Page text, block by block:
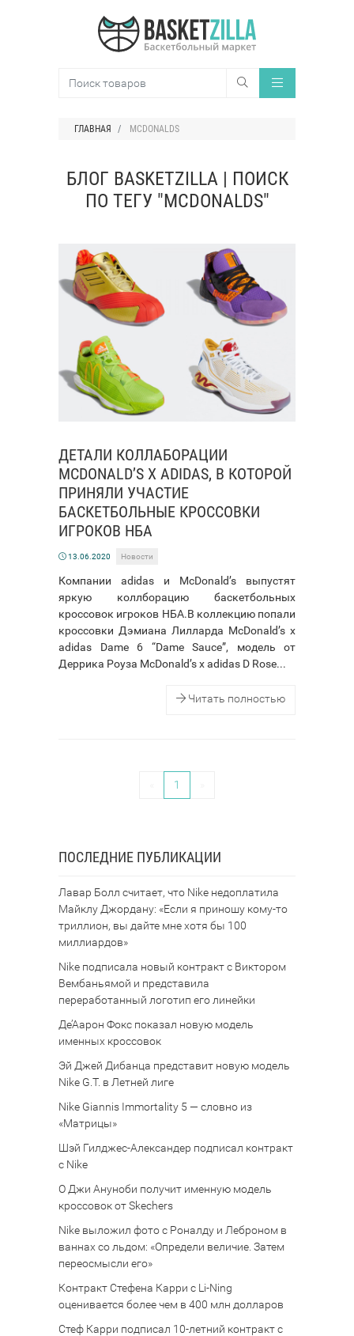
ГЛАВНАЯ MCDONALDS
БЛОГ BASKETZILLA | ПОИСК
ПО ТЕГУ "MCDONALDS"
ДЕТАЛИ КОЛЛАБОРАЦИИ
MCDONALD’S X ADIDAS, В КОТОРОЙ
ПРИНЯЛИ УЧАСТИЕ
БАСКЕТБОЛЬНЫЕ КРОССОВКИ
ИГРОКОВ НБА
13.06.2020 Новости
Компании adidas и McDonald’s выпустят
яркую коллборацию баскетбольных
кроссовок игроков НБА.В коллекцию попали
кроссовки Дэмиана Лилларда McDonald’s x
adidas Dame 6 “Dame Sauce”, модель от
Деррика Роуза McDonald’s x adidas D Rose...
Читать полностью
1
ПОСЛЕДНИЕ ПУБЛИКАЦИИ
Лавар Болл считает, что Nike недоплатила
Майклу Джордану: «Если я приношу кому-то
триллион, вы дайте мне хотя бы 100
миллиардов»
Nike подписала новый контракт с Виктором
Вембаньямой и представила
переработанный логотип его линейки
Де’Аарон Фокс показал новую модель
именных кроссовок
Эй Джей Дибанца представит новую модель
Nike G.T. в Летней лиге
Nike Giannis Immortality 5 — словно из
«Матрицы»
Шэй Гилджес-Александер подписал контракт
с Nike
О Джи Ануноби получит именную модель
кроссовок от Skechers
Nike выложил фото с Роналду и Леброном в
ваннах со льдом: «Определи величие. Затем
переосмысли его»
Контракт Стефена Карри с Li-Ning
оценивается более чем в 400 млн долларов
Стеф Карри подписал 10-летний контракт с